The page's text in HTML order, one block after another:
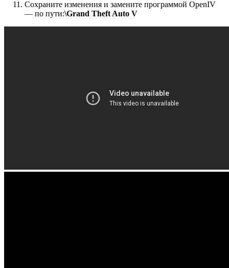
Сохраните изменения и замените программой OpenIV
— по пути:\Grand Theft Auto V